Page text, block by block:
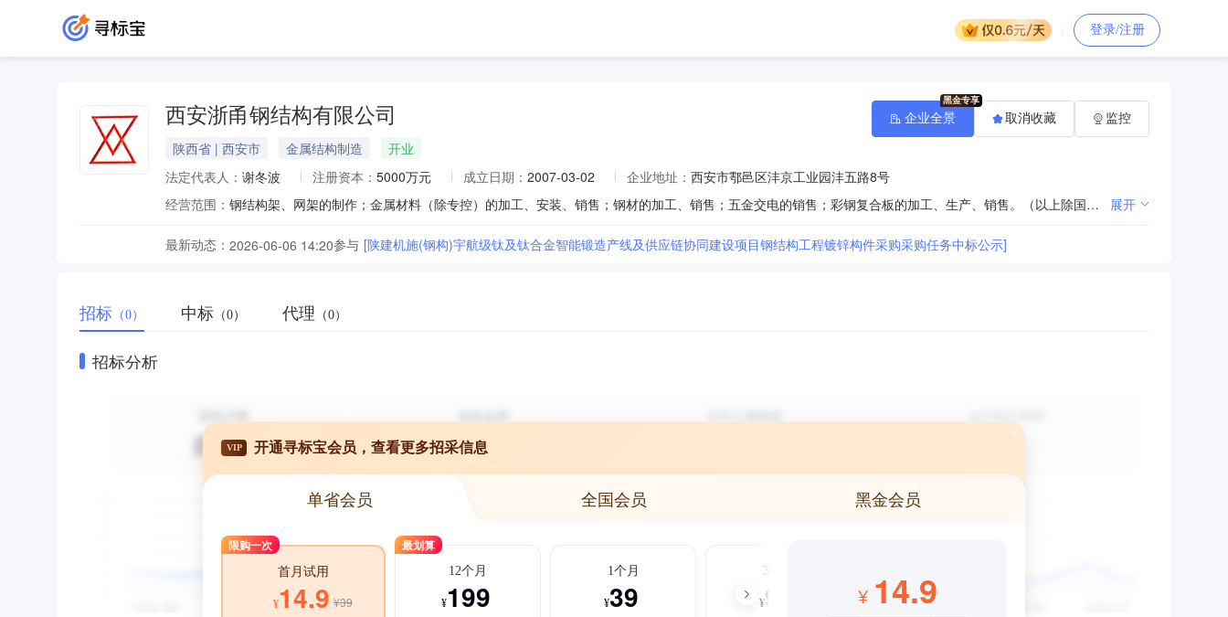
登录/注册
西安浙甬钢结构有限公司
陕西省 | 西安市 金属结构制造
开业
法定代表人： 谢冬波 注册资本： 5000万元 成立日期： 2007-03-02 企业地址： 西安市鄠邑区沣京工业园沣五路8号
经营范围：
钢结构架、网架的制作；金属材料（除专控）的加工、安装、销售；钢材的加工、销售；五金交电的销售；彩钢复合板的加工、生产、销售。（以上除国家专项审批项目） 展开
最新动态： 2026-06-06 14:20参与 [陕建机施(钢构)宇航级钛及钛合金智能锻造产线及供应链协同建设项目钢结构工程镀锌构件采购采购任务中标公示]
企业全景 取消收藏 监控
招标 （0） 中标 （0） 代理 （0）
招标分析
VIP 开通寻标宝会员，查看更多招采信息
单省会员 全国会员 黑金会员
限购一次
首月试用
¥14.9 ¥39
最划算
12个月
¥199
1个月
¥39
3个月
¥99 ¥ 14.9